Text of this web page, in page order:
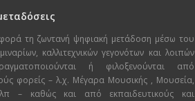
τη ζωντανή ψηφιακή μετάδοση μέσω του
καλλιτεχνικών γεγονότων και λοιπών
ή φιλοξενούνται από
φορείς – λ.χ. Μέγαρα Μουσικής , Μουσεία,
– καθώς και από εκπαιδευτικούς και